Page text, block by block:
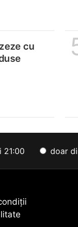
cu
21:00 doar